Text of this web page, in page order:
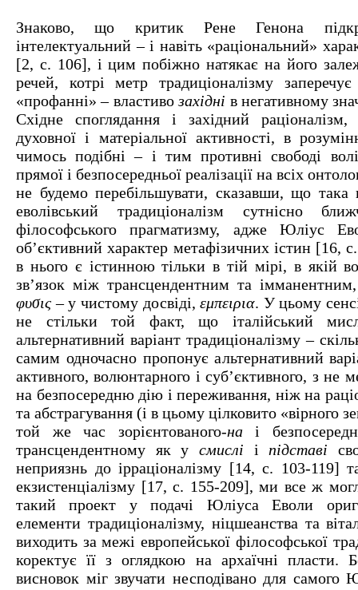
Знаково, що критик Рене Генона
інтелектуальний – і навіть «раціональний»
[2, с. 106], і цим побіжно натякає на його
речей, котрі метр традиціоналізму
«профанні» – властивозахідні в негативному
Східне споглядання і західний раціоналізм,
духовної і матеріальної активності, в
чимось подібні – і тим противні свободі
прямої і безпосередньої реалізації на всіх
не будемо перебільшувати, сказавши, що така
еволівський традиціоналізм сутнісно
філософського прагматизму, адже Юліус
об’єктивний характер метафізичних істин [16,
в нього є істинною тільки в тій мірі, в якій
зв’язок між трансцендентним та
φυσις – у чистому досвіді,εμπειρια. У цьому
не стільки той факт, що італійський
альтернативний варіант традиціоналізму –
самим одночасно пропонує альтернативний
активного, волюнтарного і суб’єктивного, з не
на безпосередню дію і переживання, ніж на
та абстрагування (і в цьому цілковито «вірного
той же час зорієнтованого-наі
трансцендентному як у смислі і підставі
неприязнь до ірраціоналізму [14, с. 103-119]
екзистенціалізму [17, с. 155-209], ми все ж
такий проект у подачі Юліуса Еволи
елементи традиціоналізму, ніцшеанства та
виходить за межі европейської філософської
коректує її з оглядкою на архаїчні пласти.
висновок міг звучати несподівано для самого